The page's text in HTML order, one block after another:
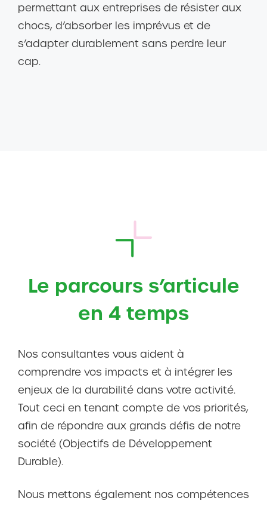
permettant aux entreprises de résister aux
chocs, d’absorber les imprévus et de
s’adapter durablement sans perdre leur
cap.
Le parcours s’articule
en 4 temps
Nos consultantes vous aident à
comprendre vos impacts et à intégrer les
enjeux de la durabilité dans votre activité.
Tout ceci en tenant compte de vos priorités,
afin de répondre aux grands défis de notre
société (Objectifs de Développement
Durable).
Nous mettons également nos compétences